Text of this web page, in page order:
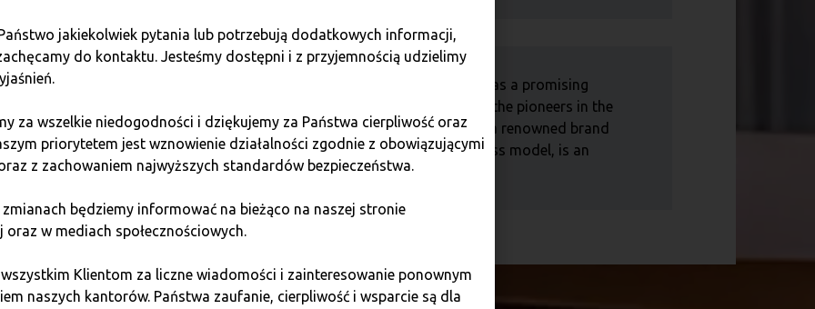
one of the
surpassed
Exchange.
Cryptocurrency trading has a promising
future, and being among the pioneers in the
market, operating under a renowned brand
and with a proven business model, is an
unmatched opportunity.
jakiekolwiek pytania lub potrzebują dodatkowych informacji,
do kontaktu. Jesteśmy dostępni i z przyjemnością udzielimy
za wszelkie niedogodności i dziękujemy za Państwa cierpliwość oraz
priorytetem jest wznowienie działalności zgodnie z obowiązującymi
z zachowaniem najwyższych standardów bezpieczeństwa.
zmianach będziemy informować na bieżąco na naszej stronie
oraz w mediach społecznościowych.
Klientom za liczne wiadomości i zainteresowanie ponownym
naszych kantorów. Państwa zaufanie, cierpliwość i wsparcie są dla